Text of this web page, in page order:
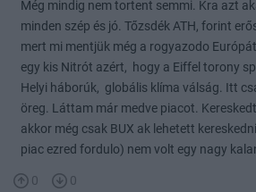
Még mindig nem tortent semmi. Kra azt
minden szép és jó. Tőzsdék ATH, forint
mert mi mentjük még a rogyazodo
egy kis Nitrót azért, hogy a Eiffel torony
Helyi háborúk, globális klíma válság. Itt
öreg. Láttam már medve piacot.
akkor még csak BUX ak lehetett
piac ezred fordulo) nem volt egy nagy
0 0